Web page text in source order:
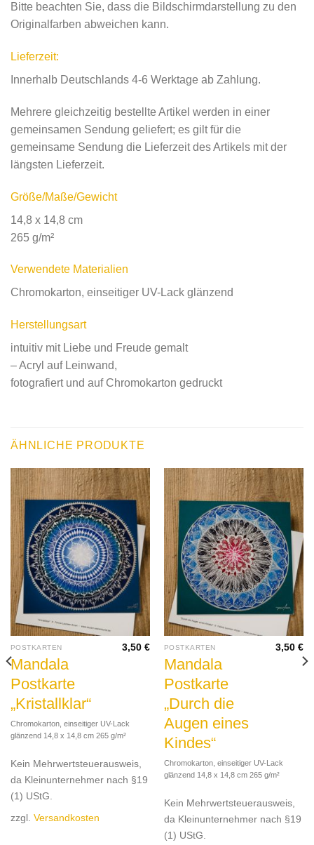
Bitte beachten Sie, dass die Bildschirmdarstellung zu den
Originalfarben abweichen kann.
Lieferzeit:
Innerhalb Deutschlands 4-6 Werktage ab Zahlung.
Mehrere gleichzeitig bestellte Artikel werden in einer
gemeinsamen Sendung geliefert; es gilt für die
gemeinsame Sendung die Lieferzeit des Artikels mit der
längsten Lieferzeit.
Größe/Maße/Gewicht
14,8 x 14,8 cm
265 g/m²
Verwendete Materialien
Chromokarton, einseitiger UV-Lack glänzend
Herstellungsart
intuitiv mit Liebe und Freude gemalt
– Acryl auf Leinwand,
fotografiert und auf Chromokarton gedruckt
ÄHNLICHE PRODUKTE
POSTKARTEN
Mandala
Postkarte
„Kristallklar“
3,50€
Chromokarton, einseitiger UV-Lack
glänzend 14,8 x 14,8 cm 265 g/m²
Kein Mehrwertsteuerausweis,
da Kleinunternehmer nach §19
(1) UStG.
zzgl. Versandkosten
POSTKARTEN
Mandala
Postkarte
„Durch die
Augen eines
Kindes“
3,50€
Chromokarton, einseitiger UV-Lack
glänzend 14,8 x 14,8 cm 265 g/m²
Kein Mehrwertsteuerausweis,
da Kleinunternehmer nach §19
(1) UStG.